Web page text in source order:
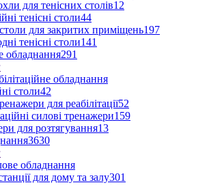
для тенісних столів12
тенісні столи44
столи для закритих приміщень197
тенісні столи141
обладнання291
обладнання
столи42
для реабілітації52
силові тренажери159
для розтягування13
3630
обладнання
для дому та залу301